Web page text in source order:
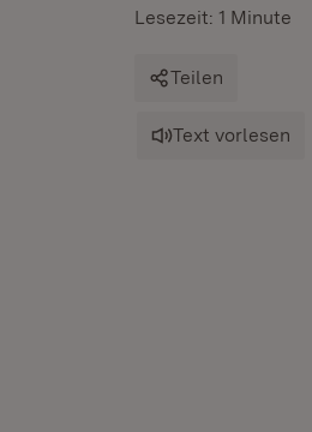
Lesezeit: 1 Minute
Teilen
Text vorlesen